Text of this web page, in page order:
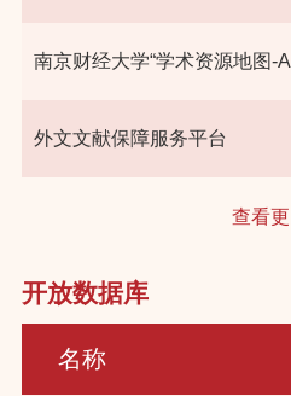
南京财经大学“学术资源地图-
外文文献保障服务平台
查看
开放数据库
名称